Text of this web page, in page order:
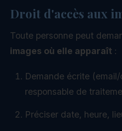
Droit d'accès aux
Toute personne peut
images où elle apparaît :
Demande écrite
responsable de
Préciser date, heure,